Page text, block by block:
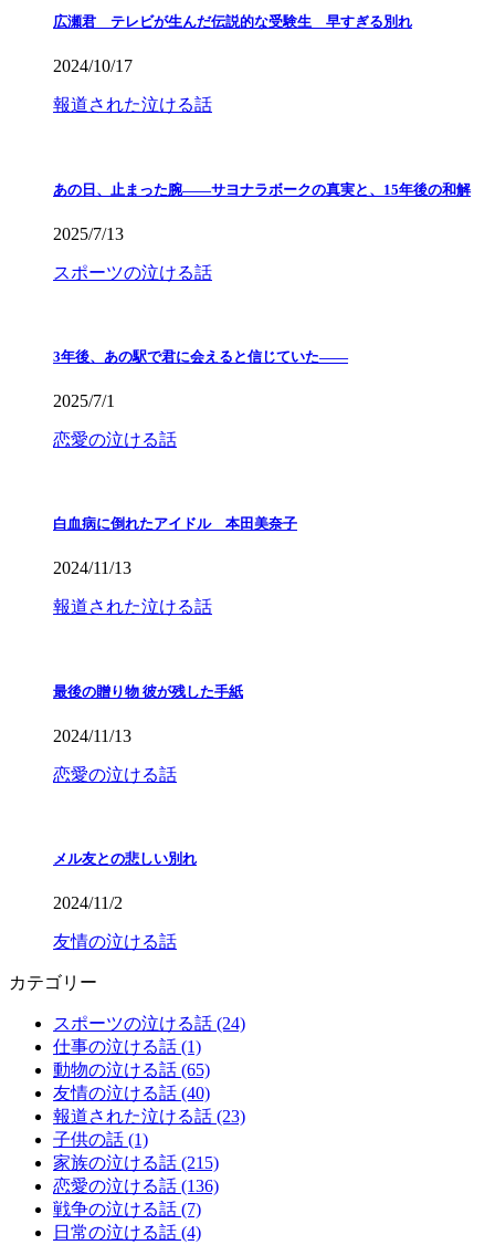
広瀬君 テレビが生んだ伝説的な受験生 早すぎる別れ
2024/10/17
報道された泣ける話
あの日、止まった腕――サヨナラボークの真実と、15年後の和解
2025/7/13
スポーツの泣ける話
3年後、あの駅で君に会えると信じていた——
2025/7/1
恋愛の泣ける話
白血病に倒れたアイドル 本田美奈子
2024/11/13
報道された泣ける話
最後の贈り物 彼が残した手紙
2024/11/13
恋愛の泣ける話
メル友との悲しい別れ
2024/11/2
友情の泣ける話
カテゴリー
スポーツの泣ける話 (24)
仕事の泣ける話 (1)
動物の泣ける話 (65)
友情の泣ける話 (40)
報道された泣ける話 (23)
子供の話 (1)
家族の泣ける話 (215)
恋愛の泣ける話 (136)
戦争の泣ける話 (7)
日常の泣ける話 (4)